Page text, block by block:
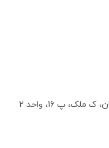
پ 16، واحد 2